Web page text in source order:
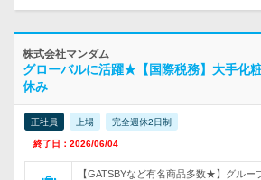
株式会社マンダム
グローバルに活躍★【国際税務】大手化
休み
正社員 上場 完全週休2日制
終了日：2026/06/04
【GATSBYなど有名商品多数★】グルー